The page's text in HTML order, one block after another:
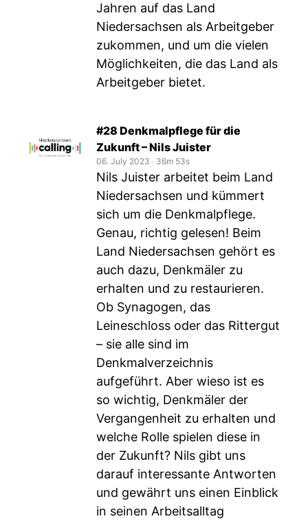
Jahren auf das Land
Niedersachsen als Arbeitgeber
zukommen, und um die vielen
Möglichkeiten, die das Land als
Arbeitgeber bietet.
#28 Denkmalpflege für die
Zukunft – Nils Juister
06. July 2023 ‧ 36m 53s
Nils Juister arbeitet beim Land
Niedersachsen und kümmert
sich um die Denkmalpflege.
Genau, richtig gelesen! Beim
Land Niedersachsen gehört es
auch dazu, Denkmäler zu
erhalten und zu restaurieren.
Ob Synagogen, das
Leineschloss oder das Rittergut
– sie alle sind im
Denkmalverzeichnis
aufgeführt. Aber wieso ist es
so wichtig, Denkmäler der
Vergangenheit zu erhalten und
welche Rolle spielen diese in
der Zukunft? Nils gibt uns
darauf interessante Antworten
und gewährt uns einen Einblick
in seinen Arbeitsalltag